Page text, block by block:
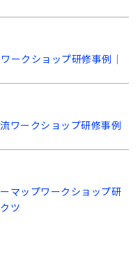
ークショップ研修事例│
ワークショップ研修事例
マップワークショップ研
ツ